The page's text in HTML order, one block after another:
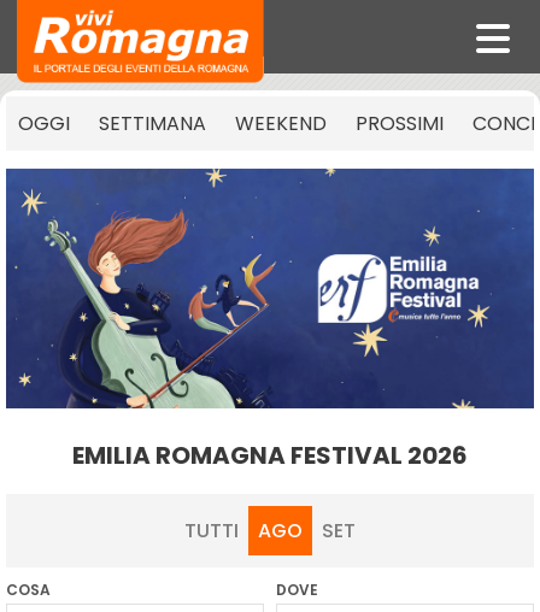
OGGI SETTIMANA WEEKEND PROSSIMI
EMILIA ROMAGNA FESTIVAL 2026
TUTTI AGO SET
COSA DOVE